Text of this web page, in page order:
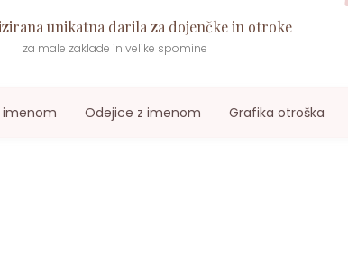
unikatna darila za dojenčke in otroke
za male zaklade in velike spomine
imenom Odejice z imenom Grafika otroška